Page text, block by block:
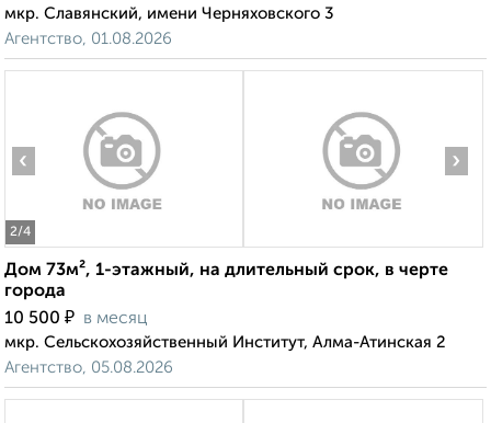
мкр. Славянский, имени Черняховского 3
Агентство, 01.08.2026
2/4
‹ ›
Дом 73м², 1-этажный, на длительный срок, в черте
города
10 500 ₽ в месяц
мкр. Сельскохозяйственный Институт, Алма-Атинская 2
Агентство, 05.08.2026